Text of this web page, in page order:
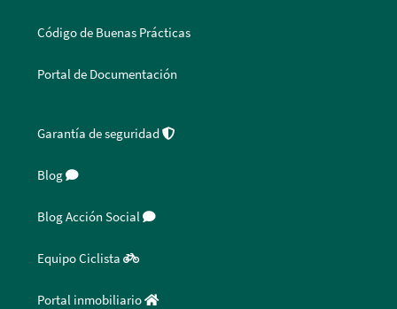
Código de Buenas Prácticas
Portal de Documentación
Garantía de seguridad
Blog
Blog Acción Social
Equipo Ciclista
Portal inmobiliario